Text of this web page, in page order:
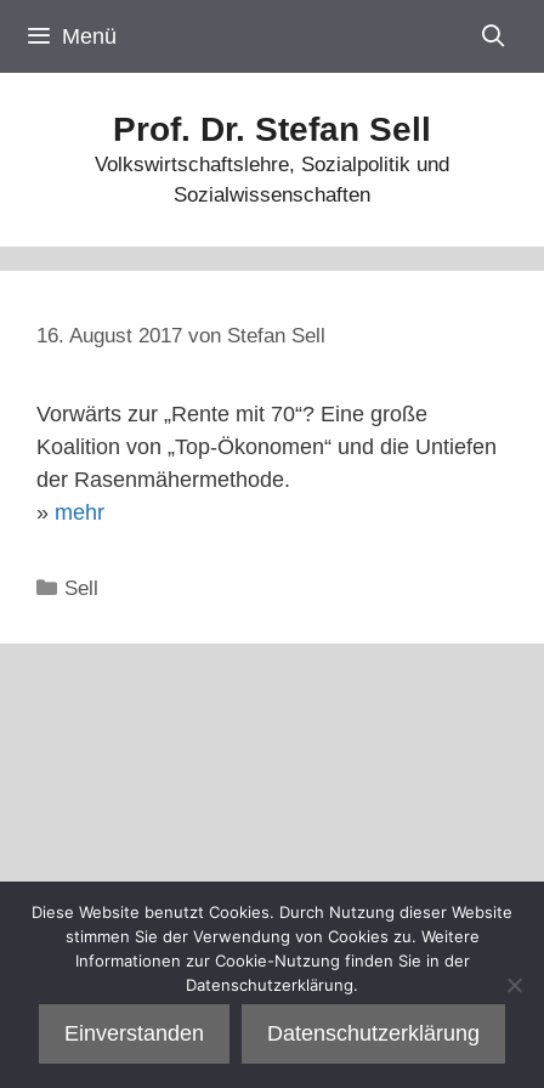
Inhalt
springen
Menü
Prof. Dr. Stefan Sell
Volkswirtschaftslehre, Sozialpolitik und
Sozialwissenschaften
16. August 2017 von Stefan Sell
Vorwärts zur „Rente mit 70“? Eine große
Koalition von „Top-Ökonomen“ und die Untiefen
der Rasenmähermethode.
» mehr
Kategorien
Sell
Diese Website benutzt Cookies. Durch Nutzung dieser Website
stimmen Sie der Verwendung von Cookies zu. Weitere
Informationen zur Cookie-Nutzung finden Sie in der
Datenschutzerklärung.
Einverstanden Datenschutzerklärung